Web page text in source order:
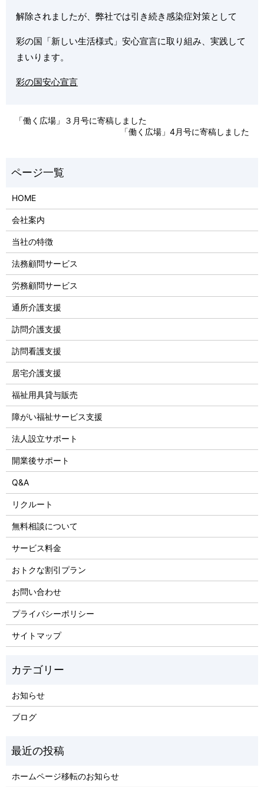
解除されましたが、弊社では引き続き感染症対策として
彩の国「新しい生活様式」安心宣言に取り組み、実践して
まいります。
彩の国安心宣言
「働く広場」３月号に寄稿しました
「働く広場」4月号に寄稿しました
HOME
会社案内
当社の特徴
法務顧問サービス
労務顧問サービス
通所介護支援
訪問介護支援
訪問看護支援
居宅介護支援
福祉用具貸与販売
障がい福祉サービス支援
法人設立サポート
開業後サポート
Q&A
リクルート
無料相談について
サービス料金
おトクな割引プラン
お問い合わせ
プライバシーポリシー
サイトマップ
お知らせ
ブログ
ホームページ移転のお知らせ